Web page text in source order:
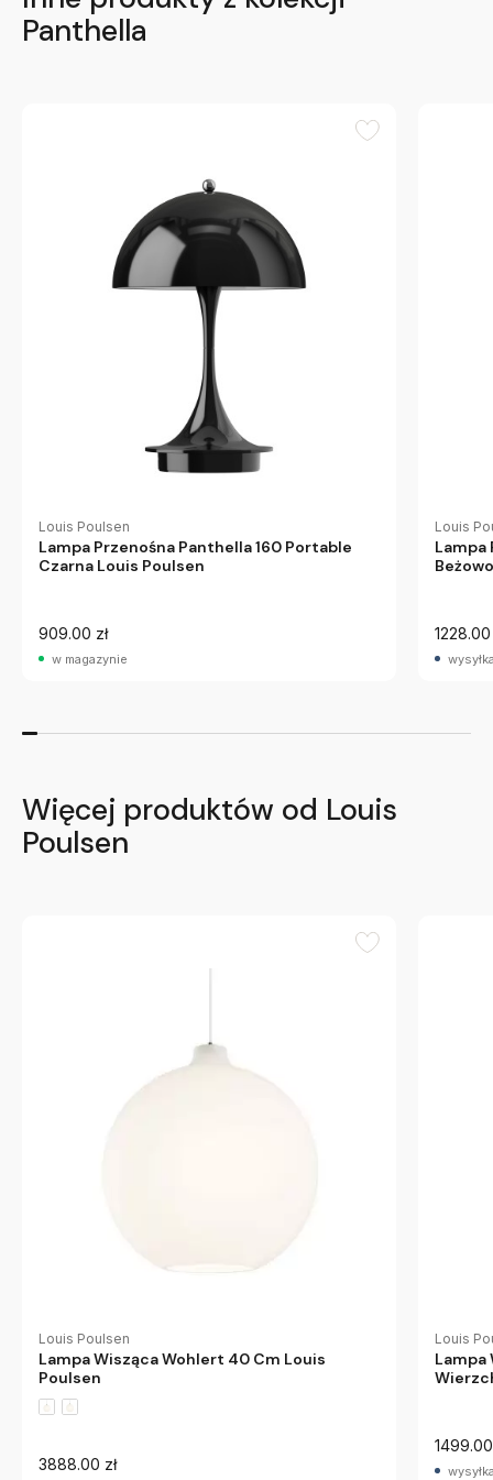
Panthella
Louis Poulsen
Lampa Przenośna Panthella 160 Portable
Czarna Louis Poulsen
909.00 zł
w magazynie
Louis
Lampa
1228.00
Więcej produktów od Louis
Poulsen
Louis Poulsen
Lampa Wisząca Wohlert 40 Cm Louis
Poulsen
3888.00 zł
Louis
Lampa
1499.00